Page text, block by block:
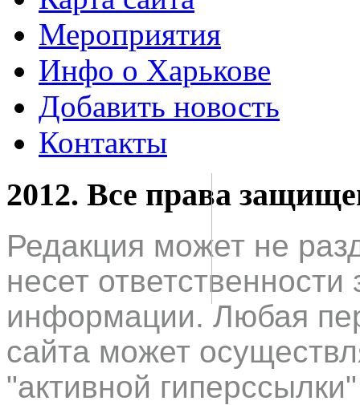
Мероприятия
Инфо о Харькове
Добавить новость
Контакты
2012. Все права
Редакция может не
несет
информации. Любая
сайта может
"активной